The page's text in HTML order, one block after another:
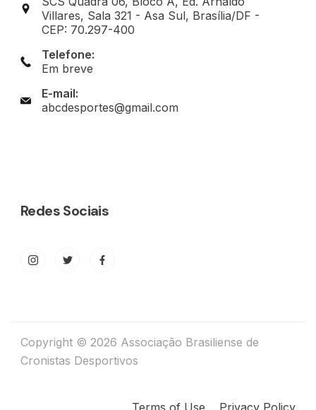
Villares, Sala 321 - Asa Sul, Brasília/DF -
CEP: 70.297-400
Telefone:
Em breve
E-mail:
abcdesportes@gmail.com
Redes Sociais
Copyright © 2026 Associação Brasiliense de
Cronistas Desportivos
Terms of Use Privacy Policy